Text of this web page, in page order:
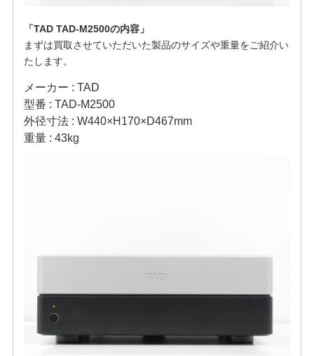
「TAD TAD-M2500の内容」
まずは買取させていただいた製品のサイズや重量をご紹介い
たします。
メーカー : TAD
型番 : TAD-M2500
外径寸法 : W440×H170×D467mm
重量 : 43kg